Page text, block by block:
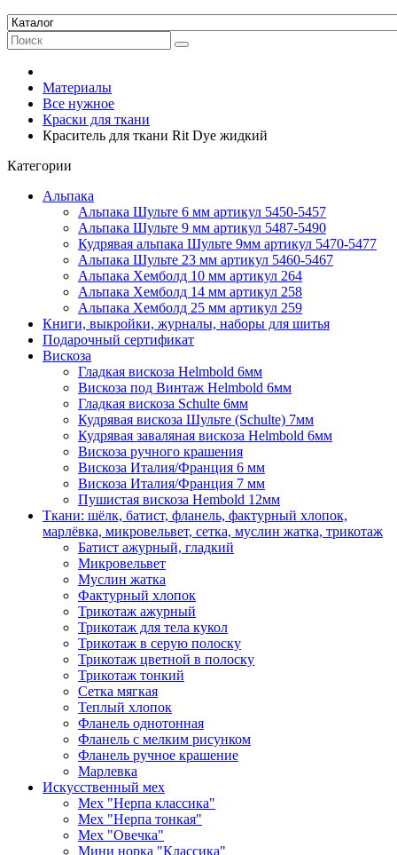
Материалы
Все нужное
Краски для ткани
Краситель для ткани Rit Dye жидкий
Категории
Альпака
Альпака Шульте 6 мм артикул 5450-5457
Альпака Шульте 9 мм артикул 5487-5490
Кудрявая альпака Шульте 9мм артикул 5470-5477
Альпака Шульте 23 мм артикул 5460-5467
Альпака Хемболд 10 мм артикул 264
Альпака Хемболд 14 мм артикул 258
Альпака Хемболд 25 мм артикул 259
Книги, выкройки, журналы, наборы для шитья
Подарочный сертификат
Вискоза
Гладкая вискоза Helmbold 6мм
Вискоза под Винтаж Helmbold 6мм
Гладкая вискоза Schulte 6мм
Кудрявая вискоза Шульте (Schulte) 7мм
Кудрявая заваляная вискоза Helmbold 6мм
Вискоза ручного крашения
Вискоза Италия/Франция 6 мм
Вискоза Италия/Франция 7 мм
Пушистая вискоза Hembold 12мм
Ткани: шёлк, батист, фланель, фактурный хлопок,
марлёвка, микровельвет, сетка, муслин жатка, трикотаж
Батист ажурный, гладкий
Микровельвет
Муслин жатка
Фактурный хлопок
Трикотаж ажурный
Трикотаж для тела кукол
Трикотаж в серую полоску
Трикотаж цветной в полоску
Трикотаж тонкий
Сетка мягкая
Теплый хлопок
Фланель однотонная
Фланель с мелким рисунком
Фланель ручное крашение
Марлевка
Искусственный мех
Мех "Нерпа классика"
Мех "Нерпа тонкая"
Мех "Овечка"
Мини норка "Классика"